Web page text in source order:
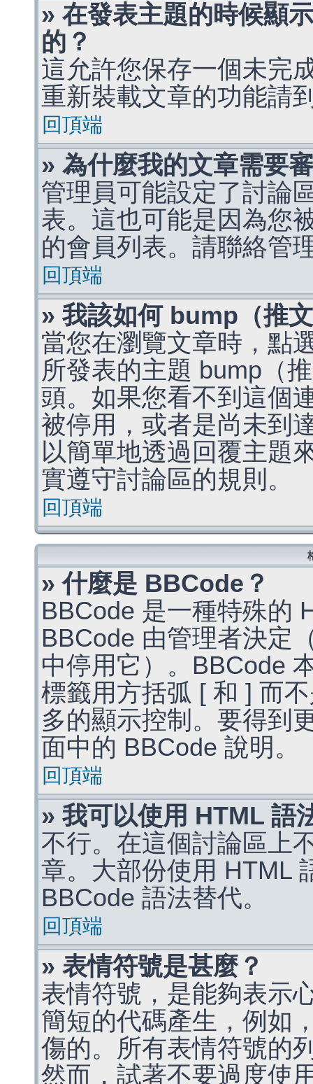
» 在發表主題的時候顯
的？
這允許您保存一個未完
重新裝載文章的功能請
回頂端
» 為什麼我的文章需要
管理員可能設定了討論
表。這也可能是因為您
的會員列表。請聯絡管
回頂端
» 我該如何 bump（推
當您在瀏覽文章時，點
所發表的主題 bump（
頭。如果您看不到這個
被停用，或者是尚未到
以簡單地透過回覆主題
實遵守討論區的規則。
回頂端
» 什麼是 BBCode？
BBCode 是一種特殊的
BBCode 由管理者決定
中停用它）。BBCode
標籤用方括弧 [ 和 ] 而
多的顯示控制。要得到
面中的 BBCode 說明。
回頂端
» 我可以使用 HTML 語
不行。在這個討論區上
章。大部份使用 HTML
BBCode 語法替代。
回頂端
» 表情符號是甚麼？
表情符號，是能夠表示
簡短的代碼產生，例如
傷的。所有表情符號的
然而，試著不要過度使